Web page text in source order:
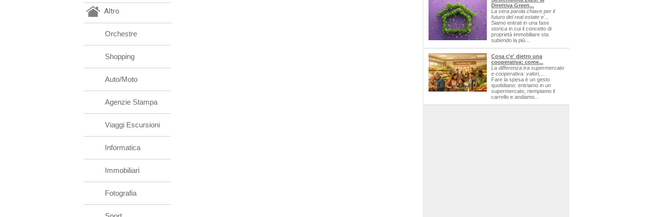
Altro
Orchestre
Shopping
Auto/Moto
Agenzie Stampa
Viaggi Escursioni
Informatica
Immobiliari
Fotografia
Direttiva Green...
La vera parola chiave per il
futuro del real estate e'...
Siamo entrati in una fase
storica in cui il concetto di
proprietà immobiliare sta
subendo la più...
Cosa c'e' dietro una
cooperativa: come...
La differenza tra supermercato
e cooperativa: valori,...
Fare la spesa è un gesto
quotidiano: entriamo in un
supermercato, riempiamo il
carrello e andiamo...